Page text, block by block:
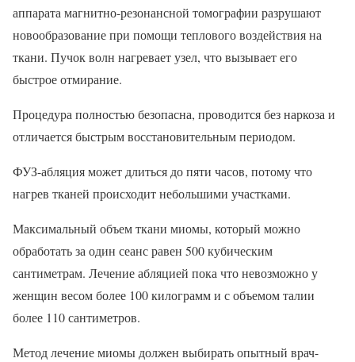
аппарата магнитно-резонансной томографии разрушают
новообразование при помощи теплового воздействия на
ткани. Пучок волн нагревает узел, что вызывает его
быстрое отмирание.
Процедура полностью безопасна, проводится без наркоза и
отличается быстрым восстановительным периодом.
ФУЗ-абляция может длиться до пяти часов, потому что
нагрев тканей происходит небольшими участками.
Максимальный объем ткани миомы, который можно
обработать за один сеанс равен 500 кубическим
сантиметрам. Лечение абляцией пока что невозможно у
женщин весом более 100 килограмм и с объемом талии
более 110 сантиметров.
Метод лечение миомы должен выбирать опытный врач-